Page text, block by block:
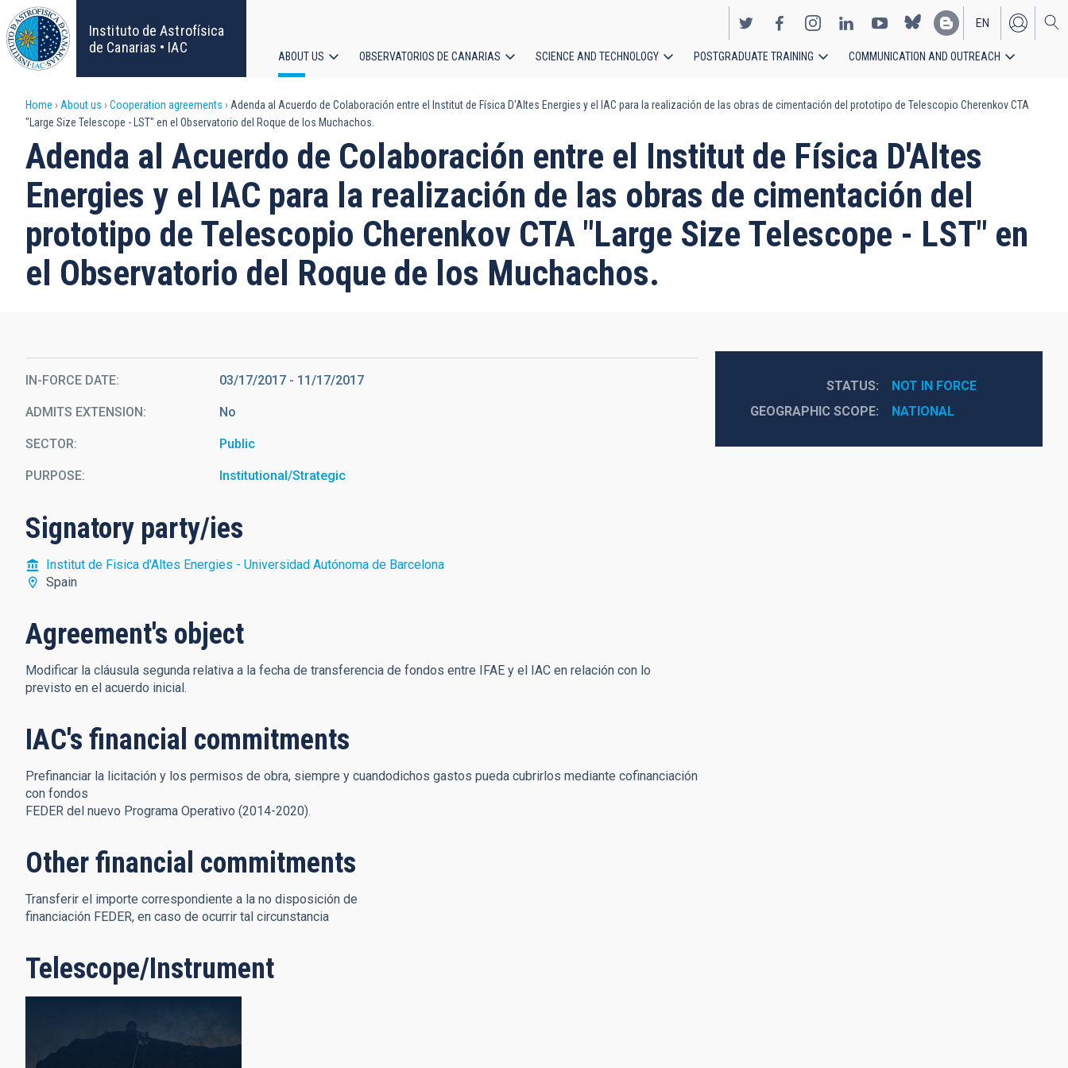
Skip
to
main
content
Instituto de Astrofísica
de Canarias • IAC
EN
ES
Main
navigation
ABOUT US OBSERVATORIOS DE CANARIAS SCIENCE AND TECHNOLOGY POSTGRADUATE TRAINING COMMUNICATION AND OUTREACH
Breadcrumb
Home About us Cooperation agreements
Adenda al Acuerdo de Colaboración entre el Institut de Física D'Altes Energies y el IAC para la realización de las obras de cimentación del prototipo de Telescopio Cherenkov CTA
"Large Size Telescope - LST" en el Observatorio del Roque de los Muchachos.
Adenda al Acuerdo de Colaboración entre el Institut de Física D'Altes
Energies y el IAC para la realización de las obras de cimentación del
prototipo de Telescopio Cherenkov CTA "Large Size Telescope - LST" en
el Observatorio del Roque de los Muchachos.
IN-FORCE DATE 03/17/2017 - 11/17/2017
ADMITS EXTENSION No
SECTOR Public
PURPOSE Institutional/Strategic
Signatory party/ies
Institut de Fisica d'Altes Energies - Universidad Autónoma de Barcelona
Spain
Agreement's object
Modificar la cláusula segunda relativa a la fecha de transferencia de fondos entre IFAE y el IAC en relación con lo
previsto en el acuerdo inicial.
IAC's financial commitments
Prefinanciar la licitación y los permisos de obra, siempre y cuandodichos gastos pueda cubrirlos mediante cofinanciación
con fondos
FEDER del nuevo Programa Operativo (2014-2020).
Other financial commitments
Transferir el importe correspondiente a la no disposición de
financiación FEDER, en caso de ocurrir tal circunstancia
Telescope/Instrument
STATUS
NOT IN FORCE
GEOGRAPHIC SCOPE
NATIONAL